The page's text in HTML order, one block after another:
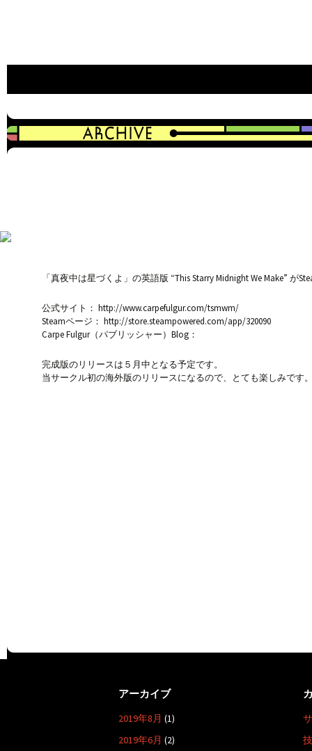
「真夜中は星づくよ」の英語版 “This Starry Midnight We Make”
公式サイト： http://www.carpefulgur.com/tsmwm/
Steamページ： http://store.steampowered.com/app/320090
Carpe Fulgur（パブリッシャー）Blog：
完成版のリリースは５月中となる予定です。
当サークル初の海外版のリリースになるので、とても楽しみです
アーカイブ
2019年8月 (1)
2019年6月 (2)